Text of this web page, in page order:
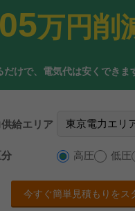
万円削
けで、電気代は安くできま
給エリア
高圧 低圧
今すぐ簡単見積もりをス